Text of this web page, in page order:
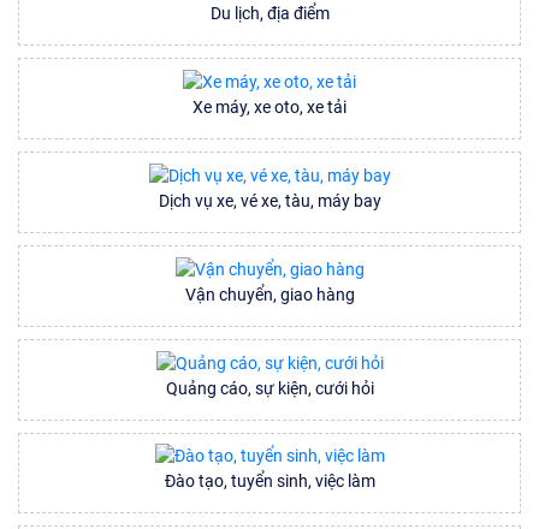
Du lịch, địa điểm
Xe máy, xe oto, xe tải
Dịch vụ xe, vé xe, tàu, máy bay
Vận chuyển, giao hàng
Quảng cáo, sự kiện, cưới hỏi
Đào tạo, tuyển sinh, việc làm